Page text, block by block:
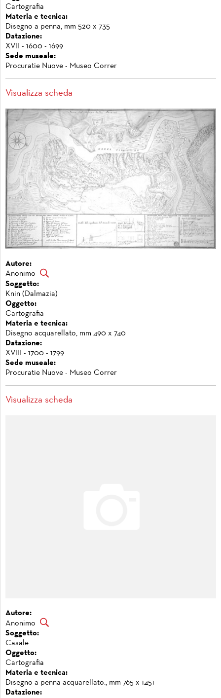
Cartografia
Materia e tecnica:
Disegno a penna, mm 520 x 735
Datazione:
XVII - 1600 - 1699
Sede museale:
Procuratie Nuove - Museo Correr
Visualizza scheda
Autore:
Anonimo
Soggetto:
Knin (Dalmazia)
Oggetto:
Cartografia
Materia e tecnica:
Disegno acquarellato, mm 490 x 740
Datazione:
XVIII - 1700 - 1799
Sede museale:
Procuratie Nuove - Museo Correr
Visualizza scheda
Autore:
Anonimo
Soggetto:
Casale
Oggetto:
Cartografia
Materia e tecnica:
Disegno a penna acquarellato., mm 765 x 1451
Datazione: